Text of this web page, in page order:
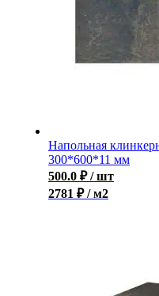
Напольная
300*600*11 мм
500.0 ₽ / шт
2781 ₽ / м2